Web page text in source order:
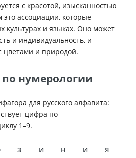
с красотой, изысканностью
ассоциации, которые
культурах и языках. Оно может
и индивидуальность, и
цветами и природой.
нумерологии
для русского алфавита:
цифра по
1–9.
З И Н И Я